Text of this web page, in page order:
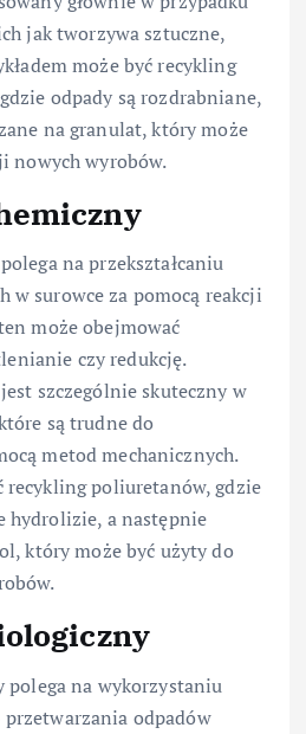
jak tworzywa sztuczne,
może być recykling
odpady są rozdrabniane,
na granulat, który może
nowych wyrobów.
na przekształcaniu
w surowce za pomocą reakcji
może obejmować
czy redukcję.
szczególnie skuteczny w
są trudne do
metod mechanicznych.
recykling poliuretanów, gdzie
hydrolizie, a następnie
który może być użyty do
na wykorzystaniu
odpadów